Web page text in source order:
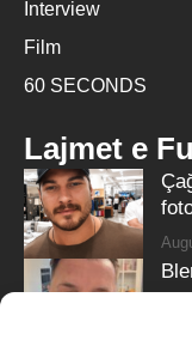
Interview
Film
60 SECONDS
Lajmet e